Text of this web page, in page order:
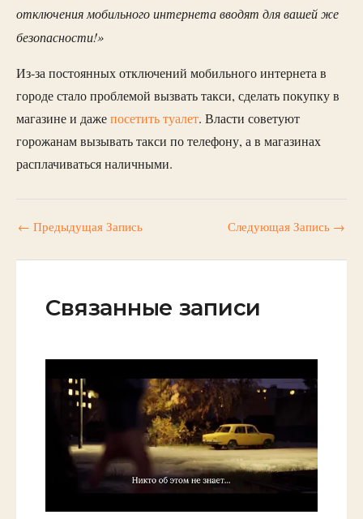
отключения мобильного интернета вводят для вашей же
безопасности!»
Из-за постоянных отключений мобильного интернета в
городе стало проблемой вызвать такси, сделать покупку в
магазине и дажепосетить туалет. Власти советуют
горожанам вызывать такси по телефону, а в магазинах
расплачиваться наличными.
← Предыдущая Запись Следующая Запись →
Связанные записи